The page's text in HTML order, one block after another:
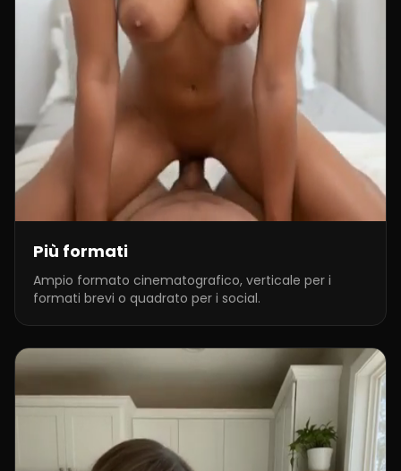
Più formati
Ampio formato cinematografico, verticale per i
formati brevi o quadrato per i social.